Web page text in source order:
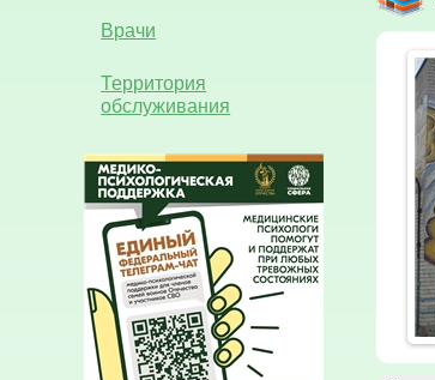
Врачи
Территория
обслуживания